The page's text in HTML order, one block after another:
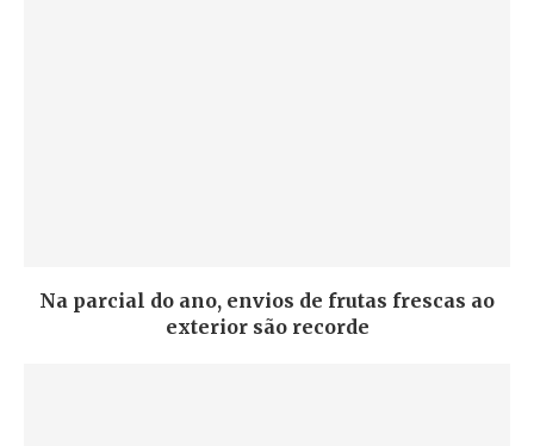
Na parcial do ano, envios de frutas frescas ao
exterior são recorde